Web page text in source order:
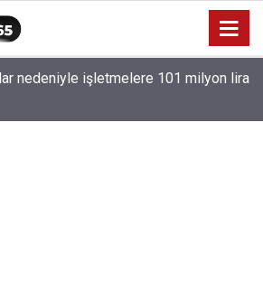
nedeniyle işletmelere 101 milyon lira